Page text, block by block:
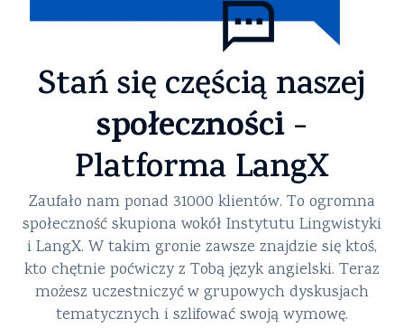
Stań się częścią naszej
społeczności-
Platforma LangX
Zaufało nam ponad 31000 klientów. To ogromna
społeczność skupiona wokół Instytutu Lingwistyki
i LangX. W takim gronie zawsze znajdzie się ktoś,
kto chętnie poćwiczy z Tobą język angielski. Teraz
możesz uczestniczyć w grupowych dyskusjach
tematycznych i szlifować swoją wymowę.